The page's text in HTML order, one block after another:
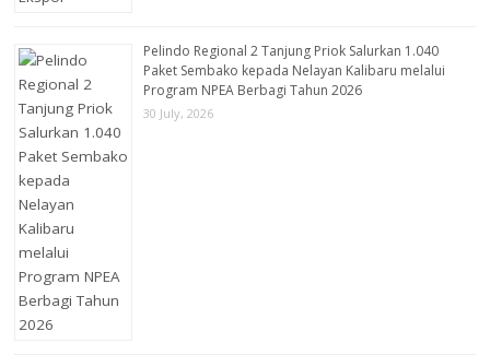
Pelindo Regional 2 Tanjung Priok Salurkan 1.040
Paket Sembako kepada Nelayan Kalibaru melalui
Program NPEA Berbagi Tahun 2026
30 July, 2026